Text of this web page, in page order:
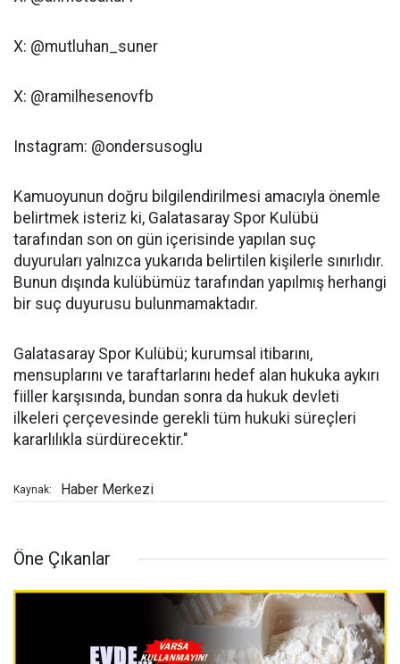
X: @mutluhan_suner
X: @ramilhesenovfb
Instagram: @ondersusoglu
Kamuoyunun doğru bilgilendirilmesi amacıyla önemle
belirtmek isteriz ki, Galatasaray Spor Kulübü
tarafından son on gün içerisinde yapılan suç
duyuruları yalnızca yukarıda belirtilen kişilerle sınırlıdır.
Bunun dışında kulübümüz tarafından yapılmış herhangi
bir suç duyurusu bulunmamaktadır.
Galatasaray Spor Kulübü; kurumsal itibarını,
mensuplarını ve taraftarlarını hedef alan hukuka aykırı
fiiller karşısında, bundan sonra da hukuk devleti
ilkeleri çerçevesinde gerekli tüm hukuki süreçleri
kararlılıkla sürdürecektir."
Kaynak: Haber Merkezi
Öne Çıkanlar